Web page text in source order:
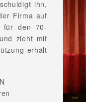
ihn,
Firma auf
für den 70-
zieht mit
erhält